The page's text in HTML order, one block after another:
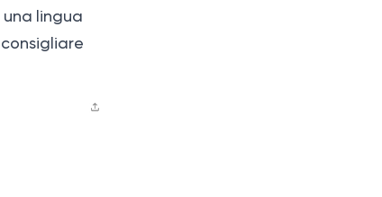
una lingua